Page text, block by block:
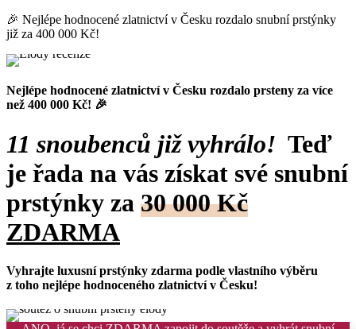
🎉 Nejlépe hodnocené zlatnictví v Česku rozdalo snubní prstýnky
již za 400 000 Kč!
Nejlépe hodnocené zlatnictví v Česku rozdalo prsteny za více
než 400 000 Kč! 🎉
11 snoubenců již vyhrálo! Teď
je řada na vás získat své snubní
prstýnky za 30 000 Kč
ZDARMA
Vyhrajte luxusní prstýnky zdarma podle vlastního výběru
z toho nejlépe hodnoceného zlatnictví v Česku!